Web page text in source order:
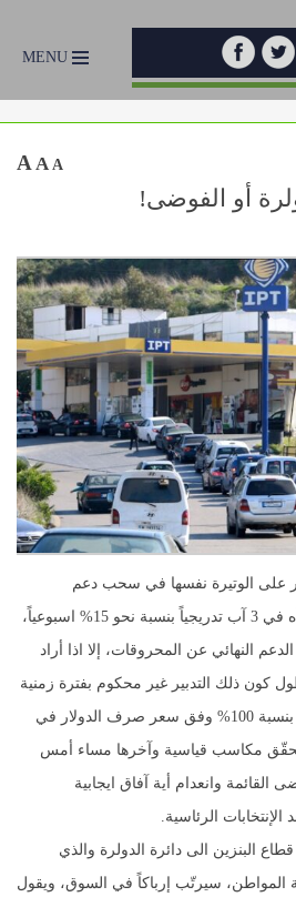
MENU
A A A
أو الفوضى!
على الوتيرة نفسها في سحب دعم
“صيرفة” عن البنزين الذي بدأه في 3 آب تدريجياً بنسبة نحو 15% اسبوعياً،
النهائي عن المحروقات، إلا اذا أراد
كون ذلك التدبير غير محكوم بفترة زمنية
محددة. وبذلك تصبح الصفيحة بنسبة 100% وفق سعر صرف الدولار في
مكاسب قياسية وآخرها مساء أمس
القائمة وانعدام أية آفاق ايجابية
الرئاسية.
البنزين الى دائرة الدولرة والذي
المواطن، سيرتّب إرباكاً في السوق، ويقول